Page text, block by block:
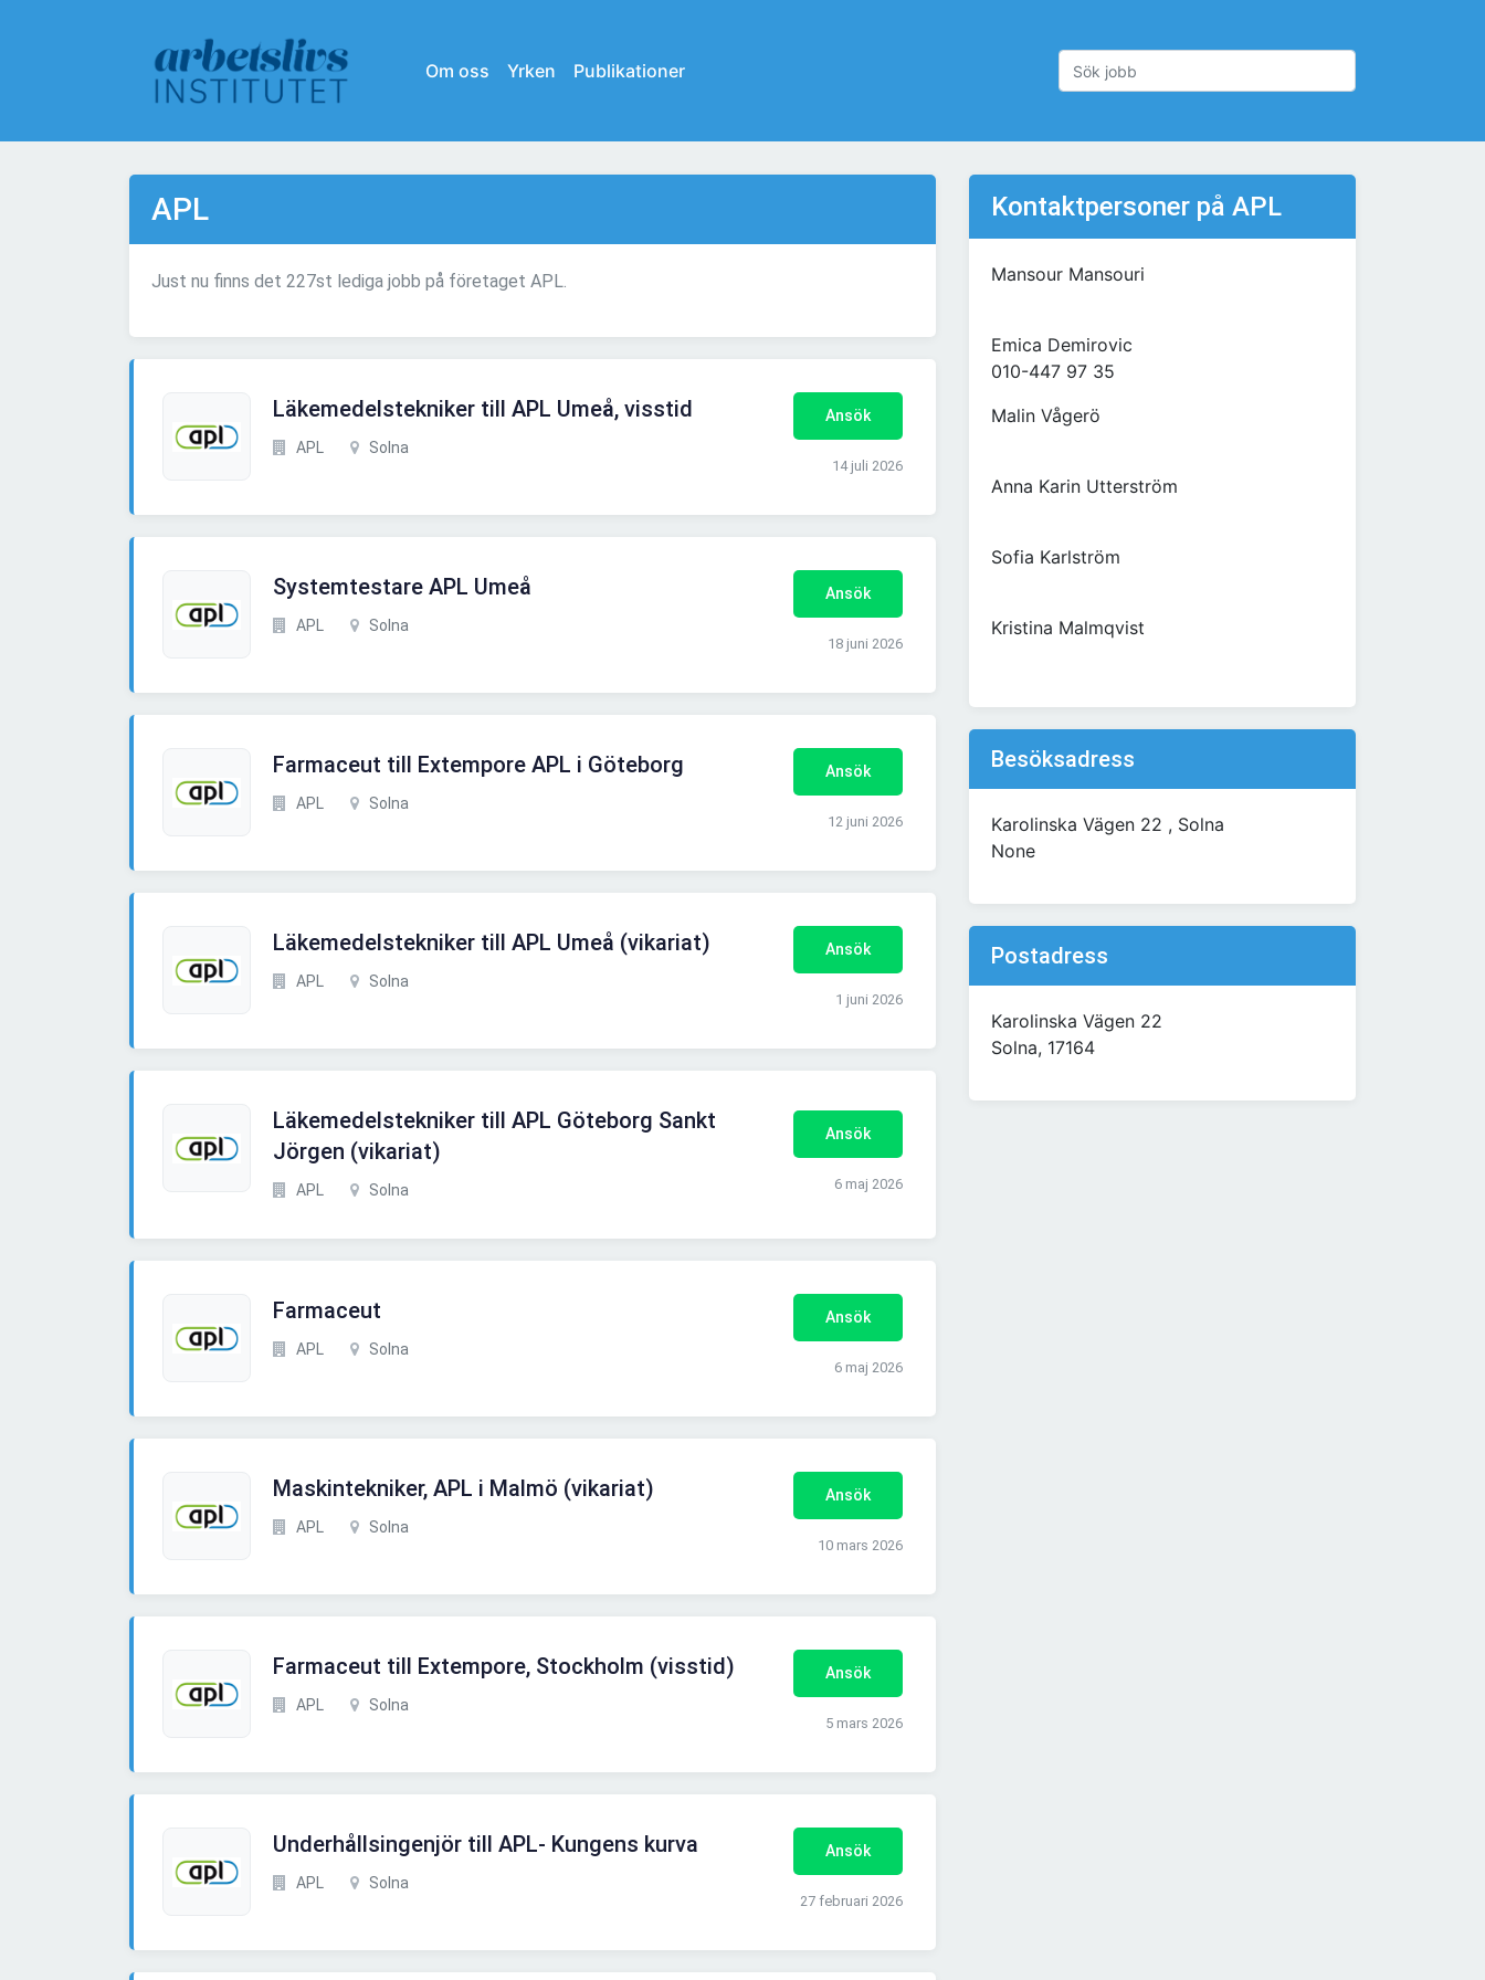
Om oss Yrken Publikationer
APL
Just nu finns det 227st lediga jobb på företaget APL.
Läkemedelstekniker till APL Umeå, visstid
APL Solna
Ansök
14 juli 2026
Systemtestare APL Umeå
APL Solna
Ansök
18 juni 2026
Farmaceut till Extempore APL i Göteborg
APL Solna
Ansök
12 juni 2026
Läkemedelstekniker till APL Umeå (vikariat)
APL Solna
Ansök
1 juni 2026
Läkemedelstekniker till APL Göteborg Sankt
Jörgen (vikariat)
APL Solna
Ansök
6 maj 2026
Farmaceut
APL Solna
Ansök
6 maj 2026
Maskintekniker, APL i Malmö (vikariat)
APL Solna
Ansök
10 mars 2026
Farmaceut till Extempore, Stockholm (visstid)
APL Solna
Ansök
5 mars 2026
Underhållsingenjör till APL- Kungens kurva
APL Solna
Ansök
27 februari 2026
Kontaktpersoner på APL
Mansour Mansouri
Emica Demirovic
010-447 97 35
Malin Vågerö
Anna Karin Utterström
Sofia Karlström
Kristina Malmqvist
Besöksadress
Karolinska Vägen 22 , Solna
None
Postadress
Karolinska Vägen 22
Solna, 17164